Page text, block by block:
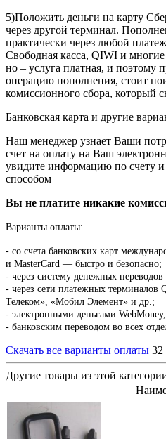
5)Положить деньги на карту
через другой терминал.
практически через любой
Свободная касса, QIWI и
но – услуга платная, и поэтому
операцию пополнения, стоит
комиссионного сбора, который
Банковская карта и другие
Наш менеджер узнает Ваши
счет на оплату на Ваш
увидите информацию по счету
способом
Вы не платите никакие
Варианты оплаты:
- со счета банковских карт
и MasterCard — быстро и безопасно;
- через систему денежных
- через сети платежных терминалов
Телеком», «Мобил Элемент» и др.;
- электронными деньгами
- банковским переводом во всех
Скачать все варианты оплаты
Другие товары из этой